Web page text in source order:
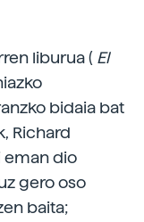
liburua ( El
bidaia bat
Richard
eman dio
gero oso
baita;